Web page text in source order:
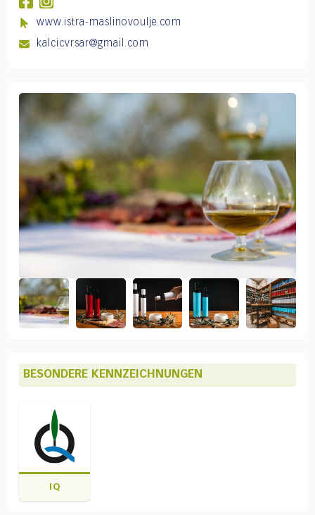
www.istra-maslinovoulje.com
kalcicvrsar@gmail.com
BESONDERE KENNZEICHNUNGEN
IQ